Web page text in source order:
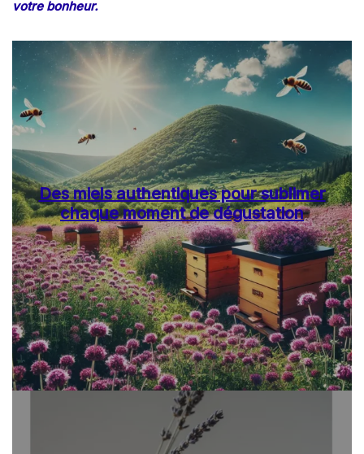
votre bonheur.
Des miels authentiques pour sublimer
chaque moment de dégustation